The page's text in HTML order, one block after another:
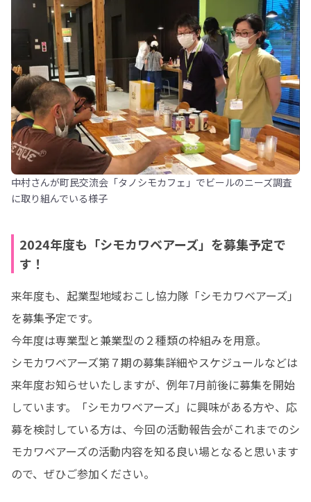
中村さんが町民交流会「タノシモカフェ」でビールのニーズ調査
に取り組んでいる様子
2024年度も「シモカワベアーズ」を募集予定で
す！
来年度も、起業型地域おこし協力隊「シモカワベアーズ」
を募集予定です。
今年度は専業型と兼業型の２種類の枠組みを用意。
シモカワベアーズ第７期の募集詳細やスケジュールなどは
来年度お知らせいたしますが、例年7月前後に募集を開始
しています。「シモカワベアーズ」に興味がある方や、応
募を検討している方は、今回の活動報告会がこれまでのシ
モカワベアーズの活動内容を知る良い場となると思います
ので、ぜひご参加ください。